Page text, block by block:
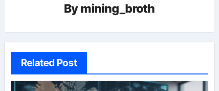
By mining_broth
Related Post